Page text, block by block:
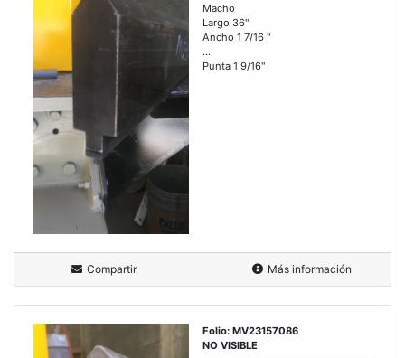
Macho
Largo 36"
Ancho 1 7/16 "
...
Punta 1 9/16"
Compartir Más información
Folio: MV23157086
NO VISIBLE